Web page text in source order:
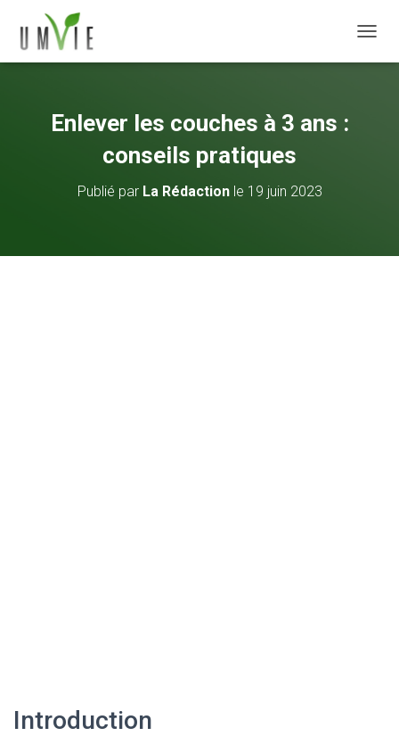
Enlever les couches à 3 ans :
conseils pratiques
Publié par La Rédactionle 19 juin 2023
Introduction